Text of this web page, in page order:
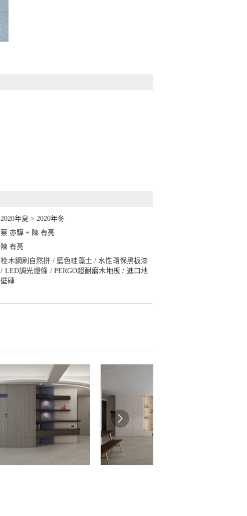
2020年夏 > 2020年冬
蔡 亦驊 + 陳 有亮
陳 有亮
栓木鋼刷自然拼 / 藍色珪藻土 / 水性環保黑板漆
/ LED調光燈條 / PERGO超耐磨木地板 / 進口地
壁磚